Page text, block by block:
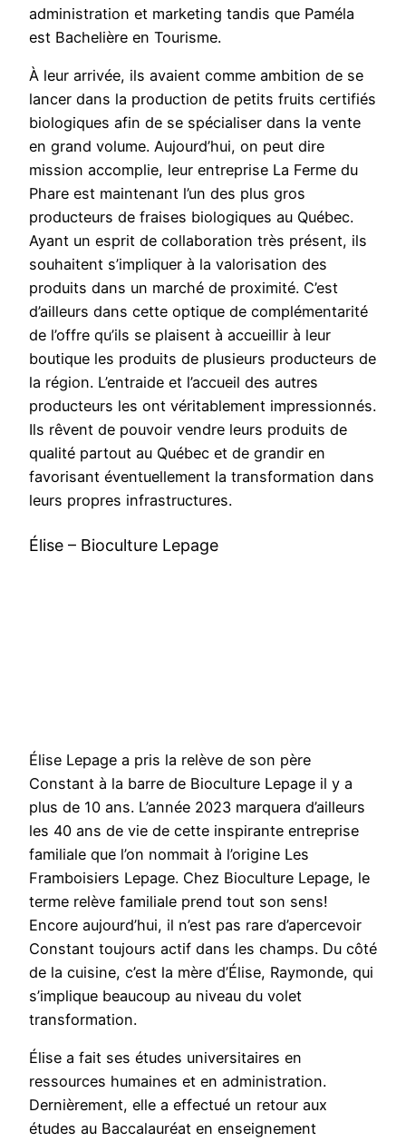
administration et marketing tandis que Paméla
est Bachelière en Tourisme.
À leur arrivée, ils avaient comme ambition de se
lancer dans la production de petits fruits certifiés
biologiques afin de se spécialiser dans la vente
en grand volume. Aujourd’hui, on peut dire
mission accomplie, leur entreprise La Ferme du
Phare est maintenant l’un des plus gros
producteurs de fraises biologiques au Québec.
Ayant un esprit de collaboration très présent, ils
souhaitent s’impliquer à la valorisation des
produits dans un marché de proximité. C’est
d’ailleurs dans cette optique de complémentarité
de l’offre qu’ils se plaisent à accueillir à leur
boutique les produits de plusieurs producteurs de
la région. L’entraide et l’accueil des autres
producteurs les ont véritablement impressionnés.
Ils rêvent de pouvoir vendre leurs produits de
qualité partout au Québec et de grandir en
favorisant éventuellement la transformation dans
leurs propres infrastructures.
Élise – Bioculture Lepage
Élise Lepage a pris la relève de son père
Constant à la barre de Bioculture Lepage il y a
plus de 10 ans. L’année 2023 marquera d’ailleurs
les 40 ans de vie de cette inspirante entreprise
familiale que l’on nommait à l’origine Les
Framboisiers Lepage. Chez Bioculture Lepage, le
terme relève familiale prend tout son sens!
Encore aujourd’hui, il n’est pas rare d’apercevoir
Constant toujours actif dans les champs. Du côté
de la cuisine, c’est la mère d’Élise, Raymonde, qui
s’implique beaucoup au niveau du volet
transformation.
Élise a fait ses études universitaires en
ressources humaines et en administration.
Dernièrement, elle a effectué un retour aux
études au Baccalauréat en enseignement